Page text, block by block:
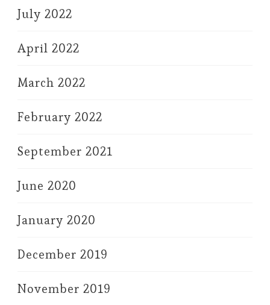
July 2022
April 2022
March 2022
February 2022
September 2021
June 2020
January 2020
December 2019
November 2019